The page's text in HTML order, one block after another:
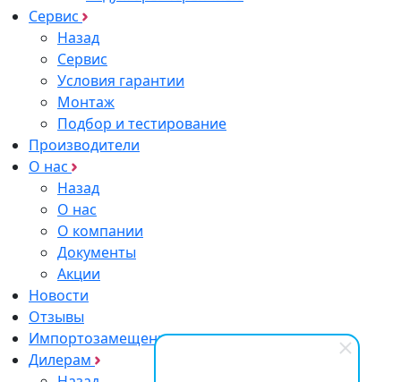
Сервис
Назад
Сервис
Условия гарантии
Монтаж
Подбор и тестирование
Производители
О нас
Назад
О нас
О компании
Документы
Акции
Новости
Отзывы
Импортозамещение
Дилерам